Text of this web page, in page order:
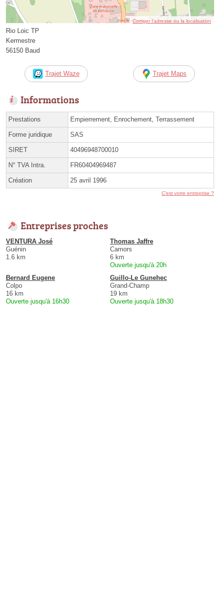
Corriger l’adresse ou la localisation
Rio Loic TP
Kermestre
56150 Baud
Trajet Waze Trajet Maps
Informations
Prestations Empierrement, Enrochement, Terrassement
Forme juridique SAS
SIRET 40496948700010
N° TVA Intra. FR60404969487
Création 25 avril 1996
C'est votre entreprise ?
Entreprises proches
VENTURA José
Guénin
1.6 km
Thomas Jaffre
Camors
6 km
Ouverte jusqu'à 20h
Bernard Eugene
Colpo
16 km
Ouverte jusqu'à 16h30
Guillo-Le Gunehec
Grand-Champ
19 km
Ouverte jusqu'à 18h30